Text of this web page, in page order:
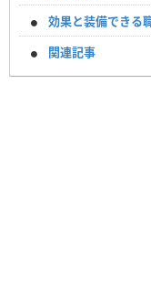
効果と装備できる
関連記事